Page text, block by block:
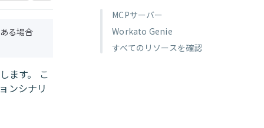
る場合
ます。 こ
ンシナリ
MCPサーバー
Workato Genie
すべてのリソースを確認